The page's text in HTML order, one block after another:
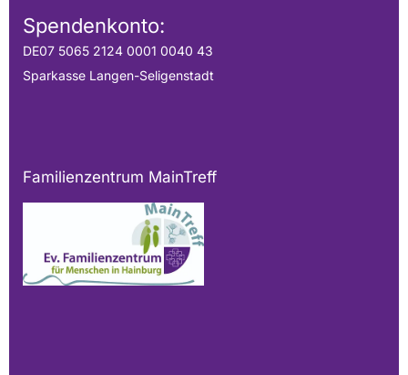
Spendenkonto:
DE07 5065 2124 0001 0040 43
Sparkasse Langen-Seligenstadt
Familienzentrum MainTreff